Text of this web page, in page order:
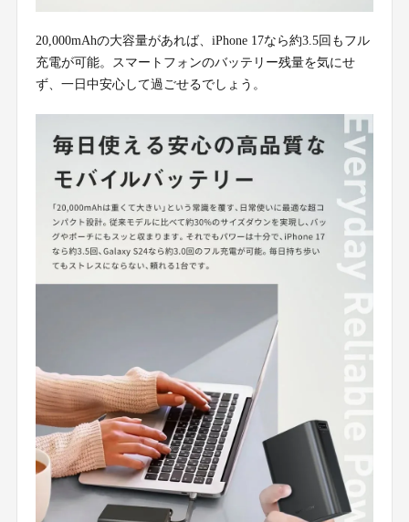
20,000mAhの大容量があれば、iPhone 17なら約3.5回もフル
充電が可能。スマートフォンのバッテリー残量を気にせ
ず、一日中安心して過ごせるでしょう。